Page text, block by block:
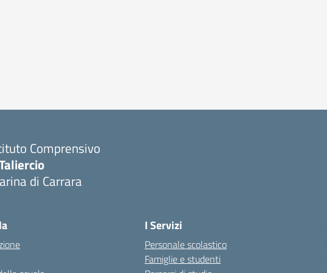
Comprensivo
di Carrara
I Servizi
Personale scolastico
Famiglie e studenti